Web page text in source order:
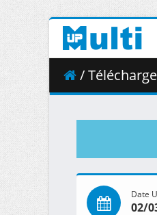
/
Date
02/